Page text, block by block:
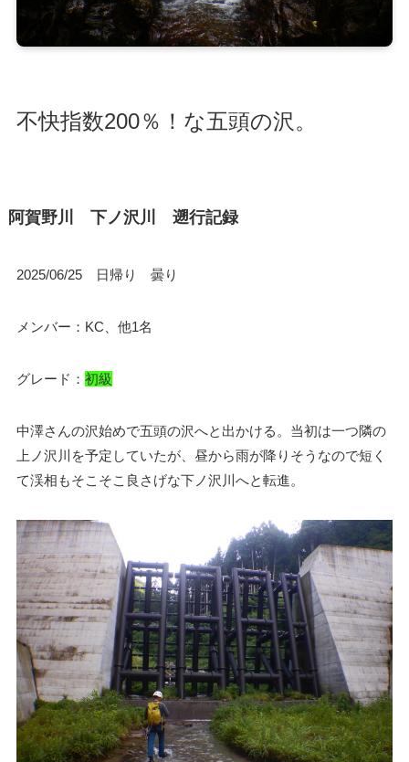
不快指数200％！な五頭の沢。
阿賀野川 下ノ沢川 遡行記録
2025/06/25 日帰り 曇り
メンバー：KC、他1名
グレード： 初級
中澤さんの沢始めで五頭の沢へと出かける。当初は一つ隣の
上ノ沢川を予定していたが、昼から雨が降りそうなので短く
て渓相もそこそこ良さげな下ノ沢川へと転進。